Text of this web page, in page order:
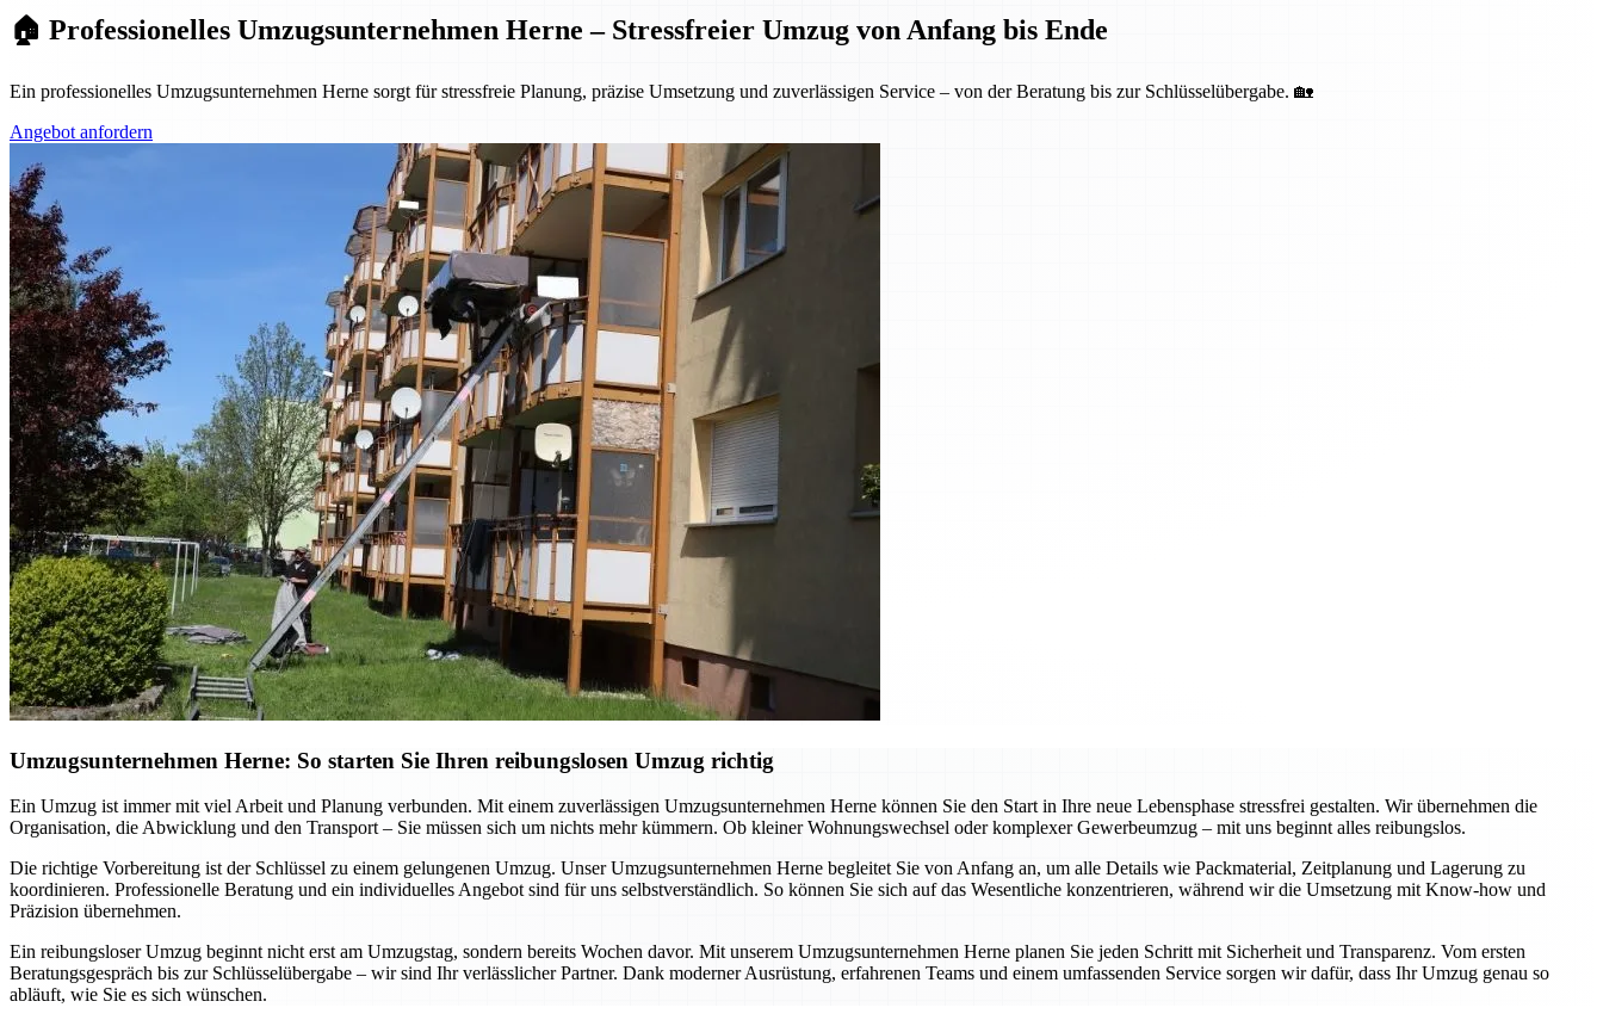
🏠 Professionelles Umzugsunternehmen Herne – Stressfreier Umzug von Anfang bis Ende
Ein professionelles Umzugsunternehmen Herne sorgt für stressfreie Planung, präzise Umsetzung und zuverlässigen Service – von der Beratung bis zur Schlüsselübergabe. 🏡
Angebot anfordern
Umzugsunternehmen Herne: So starten Sie Ihren reibungslosen Umzug richtig
Ein Umzug ist immer mit viel Arbeit und Planung verbunden. Mit einem zuverlässigen Umzugsunternehmen Herne können Sie den Start in Ihre neue Lebensphase stressfrei gestalten. Wir übernehmen die
Organisation, die Abwicklung und den Transport – Sie müssen sich um nichts mehr kümmern. Ob kleiner Wohnungswechsel oder komplexer Gewerbeumzug – mit uns beginnt alles reibungslos.
Die richtige Vorbereitung ist der Schlüssel zu einem gelungenen Umzug. Unser Umzugsunternehmen Herne begleitet Sie von Anfang an, um alle Details wie Packmaterial, Zeitplanung und Lagerung zu
koordinieren. Professionelle Beratung und ein individuelles Angebot sind für uns selbstverständlich. So können Sie sich auf das Wesentliche konzentrieren, während wir die Umsetzung mit Know-how und
Präzision übernehmen.
Ein reibungsloser Umzug beginnt nicht erst am Umzugstag, sondern bereits Wochen davor. Mit unserem Umzugsunternehmen Herne planen Sie jeden Schritt mit Sicherheit und Transparenz. Vom ersten
Beratungsgespräch bis zur Schlüsselübergabe – wir sind Ihr verlässlicher Partner. Dank moderner Ausrüstung, erfahrenen Teams und einem umfassenden Service sorgen wir dafür, dass Ihr Umzug genau so
abläuft, wie Sie es sich wünschen.